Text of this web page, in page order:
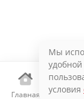
Главная
Мы
условия